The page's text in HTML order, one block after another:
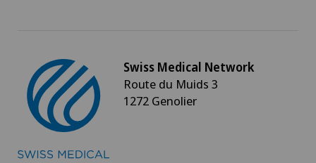
Hernie discale
Hernie discale cervicale
Hernie discale lombaire
Swiss Medical Network
Route du Muids 3
1272 Genolier